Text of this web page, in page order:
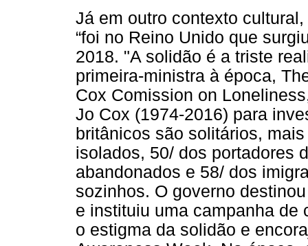
Já em outro contexto
“foi no Reino Unido que
2018. "A solidão é a triste
primeira-ministra à época,
Cox Comission on
Jo Cox (1974-2016) para
britânicos são solitários,
isolados, 50/ dos portadores
abandonados e 58/ dos
sozinhos. O governo
e instituiu uma campanha de
o estigma da solidão e